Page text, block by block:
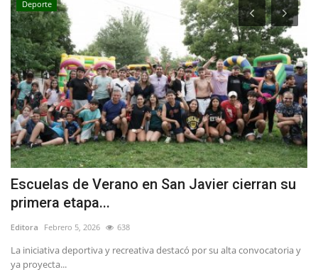
Deporte
Escuelas de Verano en San Javier cierran su
primera etapa...
Editora Febrero 5, 2026 638
La iniciativa deportiva y recreativa destacó por su alta convocatoria y
ya proyecta...